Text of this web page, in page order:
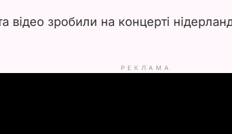
відео зробили на концерті
РЕКЛАМА